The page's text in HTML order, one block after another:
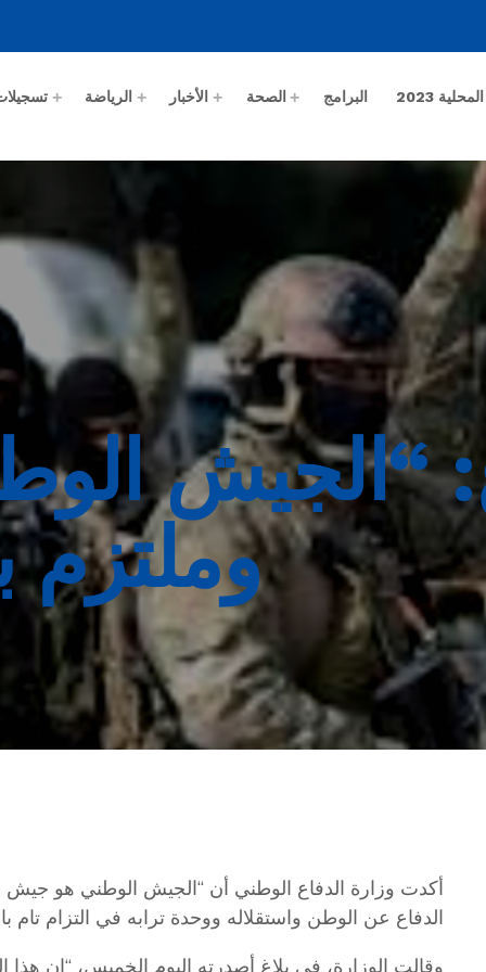
2023 البرامج الصحة الأخبار الرياضة
“الجيش
وملتزم
أكدت وزارة الدفاع الوطني أن “الجيش الوطني هو
الدفاع عن الوطن واستقلاله ووحدة ترابه في التزام تام
وقالت الوزارة، في بلاغ أصدرته اليوم الخميس، “إن هذا